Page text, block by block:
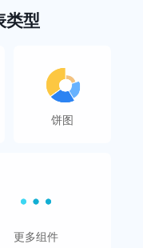
类型
饼图
更多组件